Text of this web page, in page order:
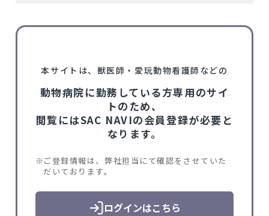
本サイトは、獣医師・愛玩動物看護師などの
動物病院に勤務している方専用のサイ
トのため、
閲覧にはSAC NAVIの会員登録が必要と
なります。
ご登録情報は、弊社担当にて確認をさせていた
だいております。
ログインはこちら